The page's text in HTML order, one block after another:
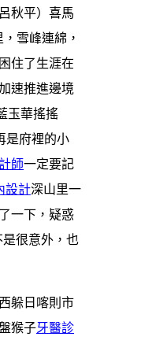
秋平）喜馬
雪峰連綿，
住了生涯在
速推進邊境
玉華搖搖
是府裡的小
師一定要記
設計深山里一
一下，疑惑
很意外，也
躲日喀則市
猴子牙醫診